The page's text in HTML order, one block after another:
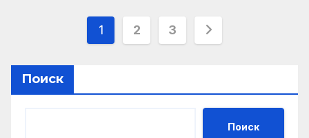
Пагинация
1 2 3
Поиск
Поиск